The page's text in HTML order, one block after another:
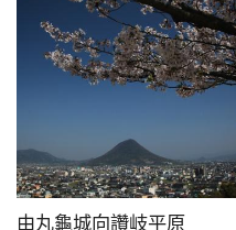
由丸龜城向讚岐平原